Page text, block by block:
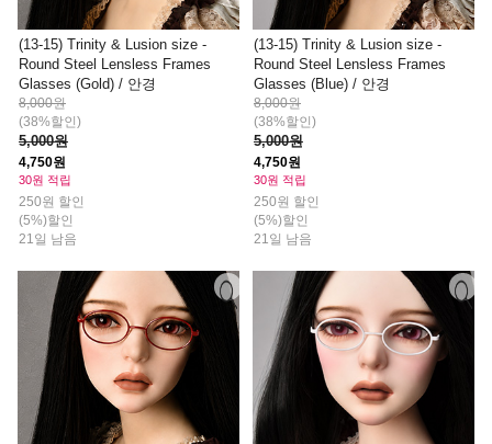
(13-15) Trinity & Lusion size -
Round Steel Lensless Frames
Glasses (Gold) / 안경
8,000원
(38%할인)
5,000원
4,750원
30원 적립
250원 할인
(5%)할인
21일 남음
(13-15) Trinity & Lusion size -
Round Steel Lensless Frames
Glasses (Blue) / 안경
8,000원
(38%할인)
5,000원
4,750원
30원 적립
250원 할인
(5%)할인
21일 남음